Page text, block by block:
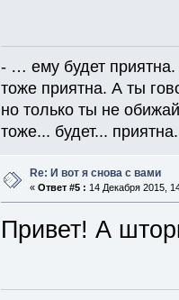
- … ему будет приятна.
тоже приятна. А ты
но только ты не
тоже... будет...
Re: И вот я снова с вами
«Ответ #5 : 14 Декабря 2015,
Привет! А